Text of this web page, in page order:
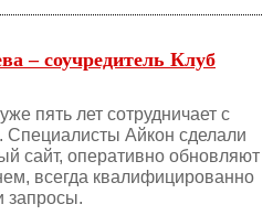
– соучредитель Клуб
пять лет сотрудничает с
Специалисты Айкон сделали
сайт, оперативно обновляют
всегда квалифицированно
запросы.